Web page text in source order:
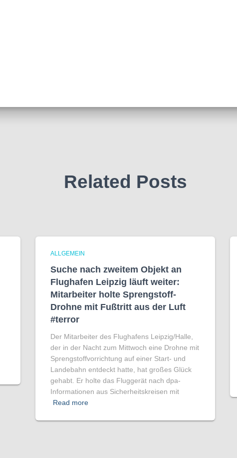
Related Posts
ALLGEMEIN
Suche nach zweitem Objekt an
Flughafen Leipzig läuft weiter:
Mitarbeiter holte Sprengstoff-
Drohne mit Fußtritt aus der Luft
#terror
Der Mitarbeiter des Flughafens Leipzig/Halle,
der in der Nacht zum Mittwoch eine Drohne mit
Sprengstoffvorrichtung auf einer Start- und
Landebahn entdeckt hatte, hat großes Glück
gehabt. Er holte das Fluggerät nach dpa-
Informationen aus Sicherheitskreisen mit
Read more